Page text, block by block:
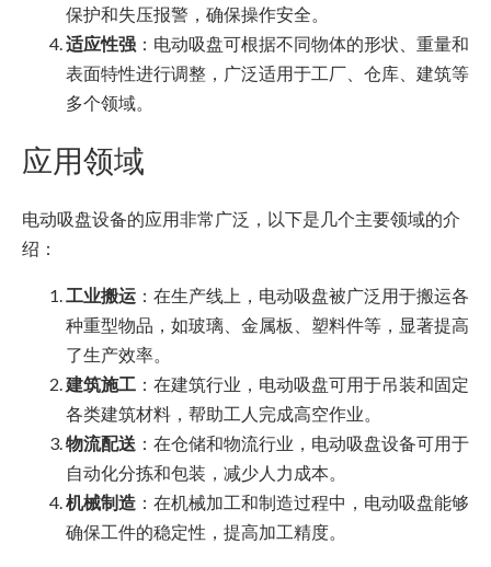
保护和失压报警，确保操作安全。
适应性强 ：电动吸盘可根据不同物体的形状、重量和
表面特性进行调整，广泛适用于工厂、仓库、建筑等
多个领域。
应用领域
电动吸盘设备的应用非常广泛，以下是几个主要领域的介
绍：
工业搬运 ：在生产线上，电动吸盘被广泛用于搬运各
种重型物品，如玻璃、金属板、塑料件等，显著提高
了生产效率。
建筑施工 ：在建筑行业，电动吸盘可用于吊装和固定
各类建筑材料，帮助工人完成高空作业。
物流配送 ：在仓储和物流行业，电动吸盘设备可用于
自动化分拣和包装，减少人力成本。
机械制造 ：在机械加工和制造过程中，电动吸盘能够
确保工件的稳定性，提高加工精度。